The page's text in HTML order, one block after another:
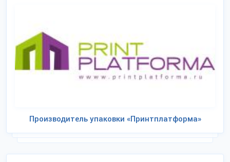
Производитель упаковки «Принтплатформа»